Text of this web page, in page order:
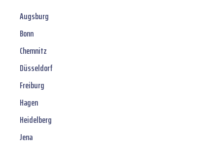
Augsburg
Bonn
Chemnitz
Düsseldorf
Freiburg
Hagen
Heidelberg
Jena